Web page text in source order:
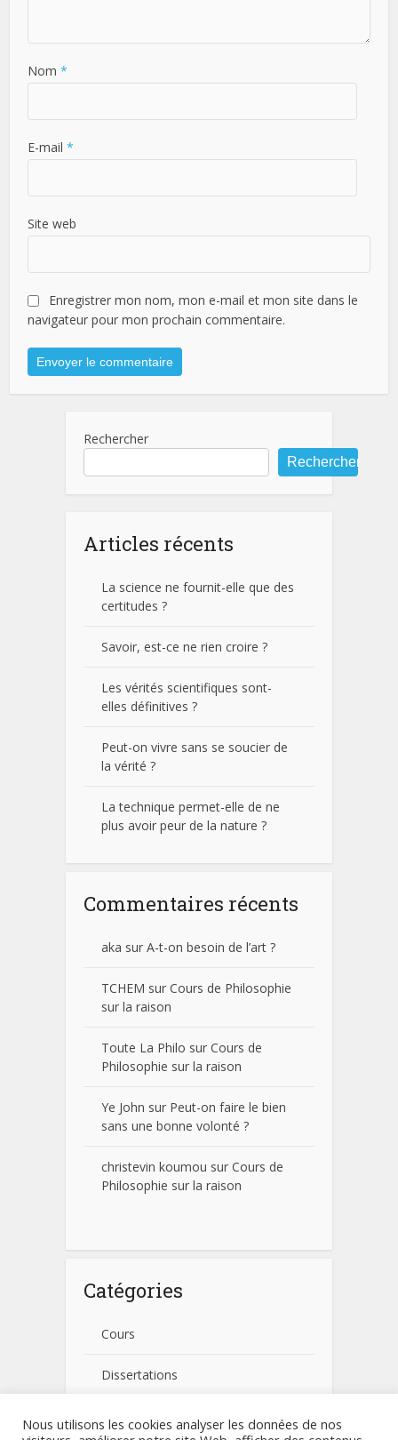
Nom*
E-mail*
Site web
Enregistrer mon nom, mon e-mail et mon site dans le
navigateur pour mon prochain commentaire.
Rechercher
Rechercher
Articles récents
La science ne fournit-elle que des
certitudes ?
Savoir, est-ce ne rien croire ?
Les vérités scientifiques sont-
elles définitives ?
Peut-on vivre sans se soucier de
la vérité ?
La technique permet-elle de ne
plus avoir peur de la nature ?
Commentaires récents
aka sur A-t-on besoin de l’art ?
TCHEM sur Cours de Philosophie
sur la raison
Toute La Philo sur Cours de
Philosophie sur la raison
Ye John sur Peut-on faire le bien
sans une bonne volonté ?
christevin koumou sur Cours de
Philosophie sur la raison
Catégories
Cours
Dissertations
Fiches pratiques
Nous utilisons les cookies analyser les données de nos